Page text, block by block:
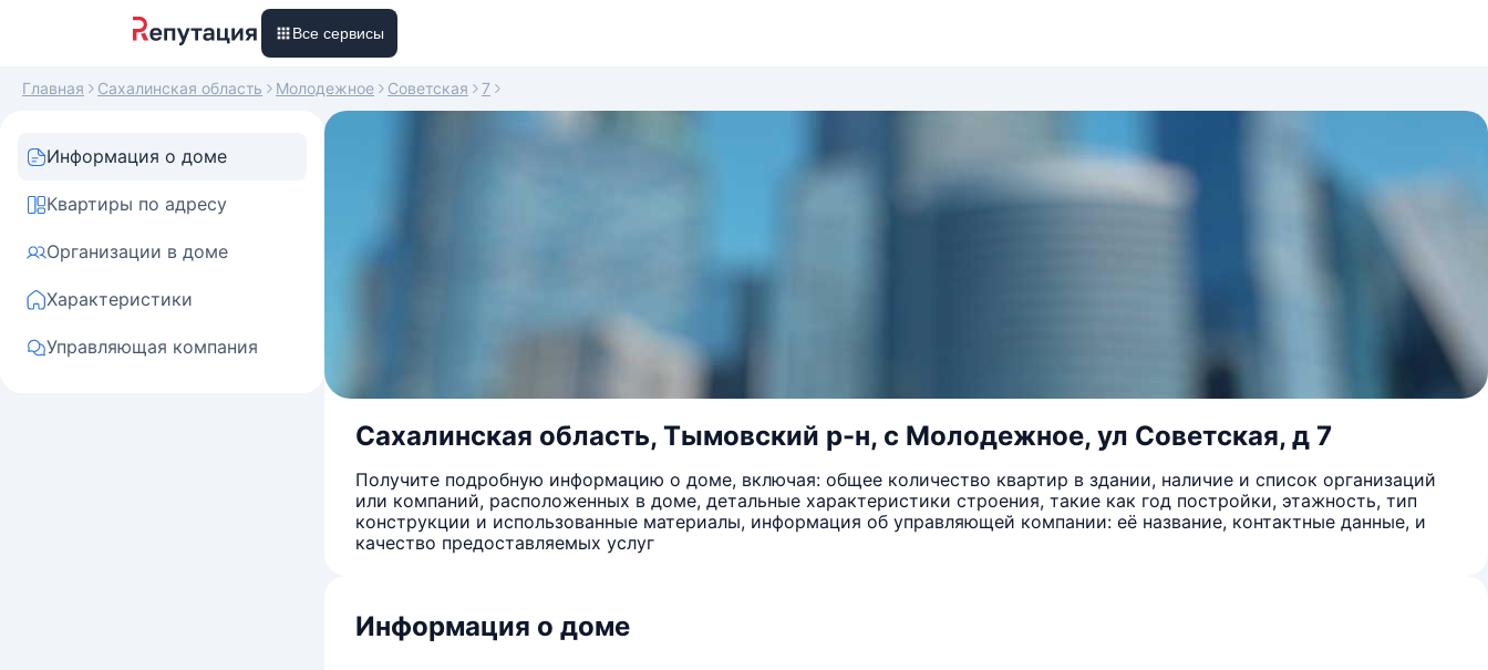
Все сервисы
Главная Сахалинская область Молодежное Советская 7
Информация о доме
Квартиры по адресу
Организации в доме
Характеристики
Управляющая компания
Сахалинская область, Тымовский р-н, с Молодежное, ул Советская, д 7
Получите подробную информацию о доме, включая: общее количество квартир в здании, наличие и список организаций
или компаний, расположенных в доме, детальные характеристики строения, такие как год постройки, этажность, тип
конструкции и использованные материалы, информация об управляющей компании: её название, контактные данные, и
качество предоставляемых услуг
Информация о доме